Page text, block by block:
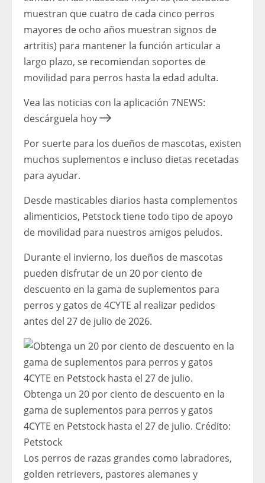
muestran que cuatro de cada cinco perros
mayores de ocho años muestran signos de
artritis) para mantener la función articular a
largo plazo, se recomiendan soportes de
movilidad para perros hasta la edad adulta.
Vea las noticias con la aplicación 7NEWS:
descárguela hoy
Por suerte para los dueños de mascotas, existen
muchos suplementos e incluso dietas recetadas
para ayudar.
Desde masticables diarios hasta complementos
alimenticios, Petstock tiene todo tipo de apoyo
de movilidad para nuestros amigos peludos.
Durante el invierno, los dueños de mascotas
pueden disfrutar de un 20 por ciento de
descuento en la gama de suplementos para
perros y gatos de 4CYTE al realizar pedidos
antes del 27 de julio de 2026.
Obtenga un 20 por ciento de descuento en la
gama de suplementos para perros y gatos
4CYTE en Petstock hasta el 27 de julio. Crédito:
Petstock
Los perros de razas grandes como labradores,
golden retrievers, pastores alemanes y